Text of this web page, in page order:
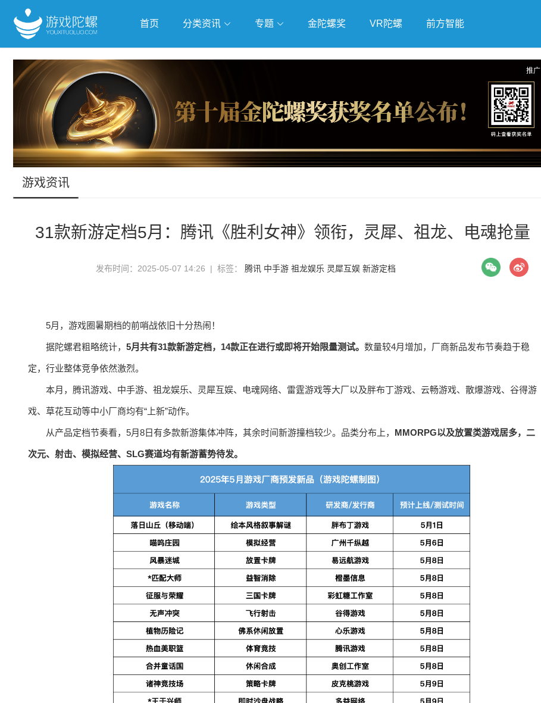
首页 分类资讯 专题
抢滩全球 人工智能 武侠游戏 独立游戏 云游戏
跨界Talk
金陀螺奖 VR陀螺 前方智能
推广
游戏资讯
31款新游定档5月：腾讯《胜利女神》领衔，灵犀、祖龙、电魂抢量
发布时间：2025-05-07 14:26 | 标签： 腾讯 中手游 祖龙娱乐 灵犀互娱 新游定档
5月，游戏圈暑期档的前哨战依旧十分热闹！
据陀螺君粗略统计， 5月共有31款新游定档，14款正在进行或即将开始限量测试。 数量较4月增加，厂商新品发布节奏趋于稳
定，行业整体竞争依然激烈。
本月，腾讯游戏、中手游、祖龙娱乐、灵犀互娱、电魂网络、雷霆游戏等大厂以及胖布丁游戏、云畅游戏、散爆游戏、谷得游
戏、草花互动等中小厂商均有“上新”动作。
从产品定档节奏看，5月8日有多款新游集体冲阵，其余时间新游撞档较少。品类分布上， MMORPG以及放置类游戏居多，二
次元、射击、模拟经营、SLG赛道均有新游蓄势待发。